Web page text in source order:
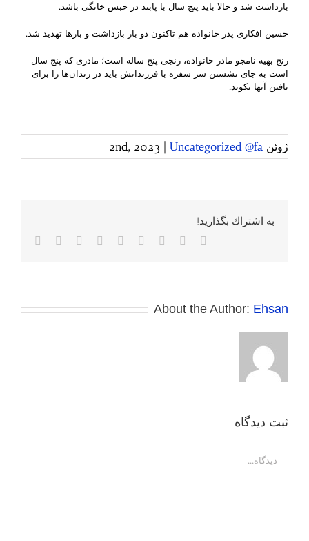
بازداشت شد و حالا باید پنج سال با پابند در حبس خانگی باشد.
حسین افکاری پدر خانواده هم تاکنون دو بار بازداشت و بارها تهدید شد.
رنج بهیه نامجو مادر خانواده، رنجی پنج ساله است؛ مادری که پنج سال
است به جای نشستن سر سفره با فرزندانش باید در زندان‌ها را برای
یافتن آنها بکوبد.
ژوئن 2nd, 2023 Uncategorized @fa
به اشتراك بگذاريد!
Facebook
Twitter
Reddit
LinkedIn
WhatsApp
Tumblr
Pinterest
About the Author: Ehsan
ثبت ديدگاه